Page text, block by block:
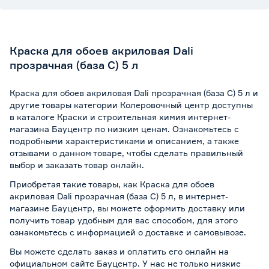
Краска для обоев акриловая Dali
прозрачная (база C) 5 л
Краска для обоев акриловая Dali прозрачная (база C) 5 л и
другие товары категории Колеровочный центр доступны
в каталоге Краски и строительная химия интернет-
магазина Бауцентр по низким ценам. Ознакомьтесь с
подробными характеристиками и описанием, а также
отзывами о данном товаре, чтобы сделать правильный
выбор и заказать товар онлайн.
Приобретая такие товары, как Краска для обоев
акриловая Dali прозрачная (база C) 5 л, в интернет-
магазине Бауцентр, вы можете оформить доставку или
получить товар удобным для вас способом, для этого
ознакомьтесь с информацией о доставке и самовывозе.
Вы можете сделать заказ и оплатить его онлайн на
официальном сайте Бауцентр. У нас не только низкие